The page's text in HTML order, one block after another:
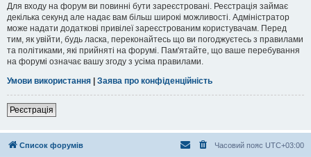
Для входу на форум ви повинні бути зареєстровані. Реєстрація займає
декілька секунд але надає вам більш широкі можливості. Адміністратор
може надати додаткові привілеї зареєстрованим користувачам. Перед
тим, як увійти, будь ласка, переконайтесь що ви погоджуєтесь з правилами
та політиками, які прийняті на форумі. Пам'ятайте, що ваше перебування
на форумі означає вашу згоду з усіма правилами.
Умови використання | Заява про конфіденційність
Реєстрація
Список форумів Часовий пояс UTC+03:00